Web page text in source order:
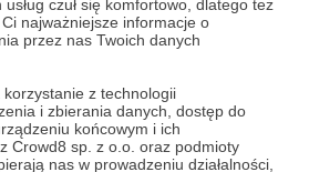
czuł się komfortowo, dlatego też
najważniejsze informacje o
przez nas Twoich danych
z technologii
i zbierania danych, dostęp do
końcowym i ich
Crowd8 sp. z o.o. oraz podmioty
nas w prowadzeniu działalności,
osobę niepełnoletnią", formularz
regulaminu Patronite.pl.